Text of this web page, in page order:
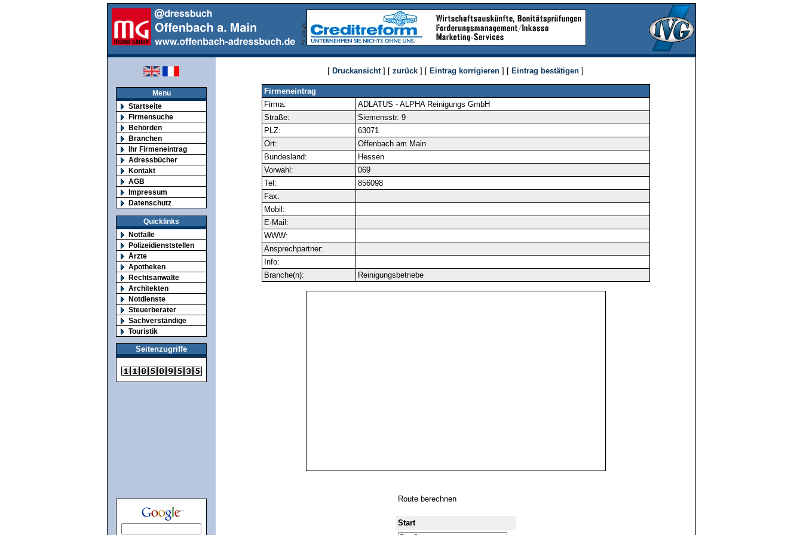
Menu
Startseite
Firmensuche
Behörden
Branchen
Ihr Firmeneintrag
Adressbücher
Kontakt
AGB
Impressum
Datenschutz
Quicklinks
Notfälle
Polizeidienststellen
Ärzte
Apotheken
Rechtsanwälte
Architekten
Notdienste
Steuerberater
Sachverständige
Touristik
Seitenzugriffe
[ Druckansicht] [ zurück ] [ Eintrag korrigieren ] [ Eintrag bestätigen ]
Firmeneintrag
Firma:
ADLATUS - ALPHA Reinigungs GmbH
Straße:
Siemensstr. 9
PLZ:
63071
Ort:
Offenbach am Main
Bundesland:
Hessen
Vorwahl:
069
Tel:
856098
Fax:
Mobil:
E-Mail:
WWW:
Ansprechpartner:
Info:
Branche(n):
Reinigungsbetriebe
Route berechnen
Start